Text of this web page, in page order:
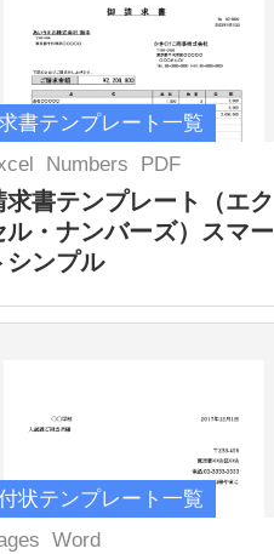
書テンプレート一覧
Numbers PDF
求書テンプレート（エク
ル・ナンバーズ）スマー
シンプル
状テンプレート一覧
Word